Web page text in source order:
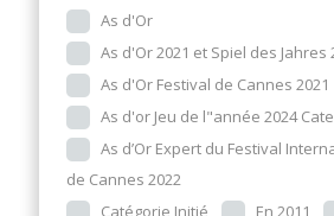
As d'Or
As d'Or 2021 et Spiel des Jahres
As d'Or Festival de Cannes 2021
As d'or Jeu de l"année 2024
As d’Or Expert du Festival
de Cannes 2022
Catégorie Initié
En 2011